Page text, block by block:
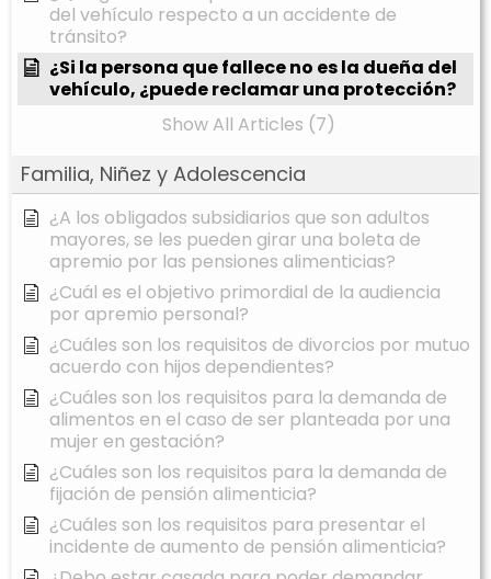
del vehículo respecto a un accidente de
tránsito?
¿Si la persona que fallece no es la dueña del
vehículo, ¿puede reclamar una protección?
Show All Articles (7)
Familia, Niñez y Adolescencia
¿A los obligados subsidiarios que son adultos
mayores, se les pueden girar una boleta de
apremio por las pensiones alimenticias?
¿Cuál es el objetivo primordial de la audiencia
por apremio personal?
¿Cuáles son los requisitos de divorcios por mutuo
acuerdo con hijos dependientes?
¿Cuáles son los requisitos para la demanda de
alimentos en el caso de ser planteada por una
mujer en gestación?
¿Cuáles son los requisitos para la demanda de
fijación de pensión alimenticia?
¿Cuáles son los requisitos para presentar el
incidente de aumento de pensión alimenticia?